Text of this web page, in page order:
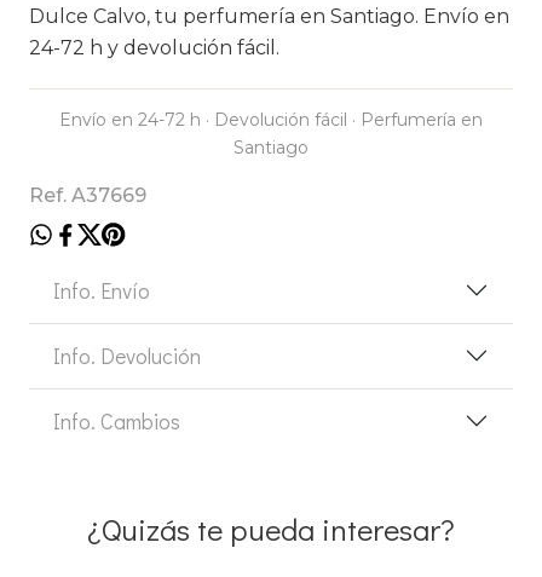
Dulce Calvo, tu perfumería en Santiago. Envío en
24-72 h y devolución fácil.
Envío en 24-72 h · Devolución fácil · Perfumería en
Santiago
Ref. A37669
Info. Envío
Info. Devolución
Info. Cambios
¿Quizás te pueda interesar?